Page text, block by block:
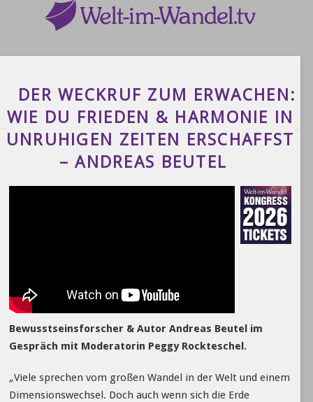
DER WECKRUF ZUM ERWACHEN:
WIE DU FRIEDEN & HARMONIE IN
UNRUHIGEN ZEITEN ERSCHAFFST
– ANDREAS BEUTEL
Bewusstseinsforscher & Autor Andreas Beutel im
Gespräch mit Moderatorin Peggy Rockteschel.
„Viele sprechen vom großen Wandel in der Welt und einem
Dimensionswechsel. Doch auch wenn sich die Erde